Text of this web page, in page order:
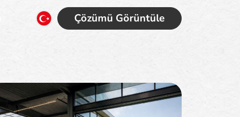
Çözümü Görüntüle